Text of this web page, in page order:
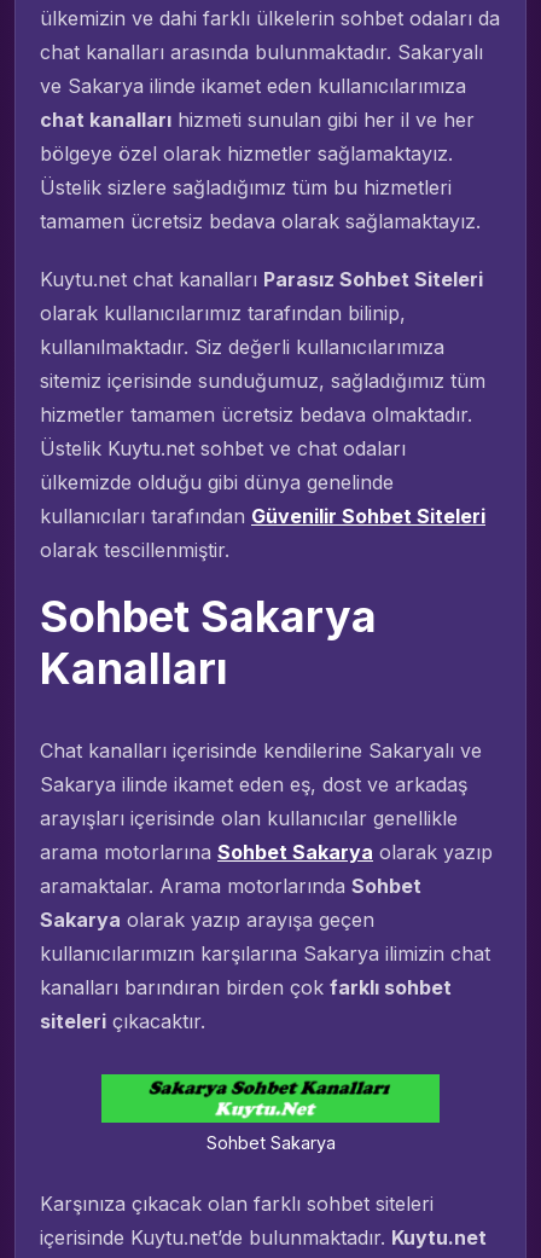
ülkemizin ve dahi farklı ülkelerin sohbet odaları da
chat kanalları arasında bulunmaktadır. Sakaryalı
ve Sakarya ilinde ikamet eden kullanıcılarımıza
chat kanalları hizmeti sunulan gibi her il ve her
bölgeye özel olarak hizmetler sağlamaktayız.
Üstelik sizlere sağladığımız tüm bu hizmetleri
tamamen ücretsiz bedava olarak sağlamaktayız.
Kuytu.net chat kanalları Parasız Sohbet Siteleri
olarak kullanıcılarımız tarafından bilinip,
kullanılmaktadır. Siz değerli kullanıcılarımıza
sitemiz içerisinde sunduğumuz, sağladığımız tüm
hizmetler tamamen ücretsiz bedava olmaktadır.
Üstelik Kuytu.net sohbet ve chat odaları
ülkemizde olduğu gibi dünya genelinde
kullanıcıları tarafından Güvenilir Sohbet Siteleri
olarak tescillenmiştir.
Sohbet Sakarya
Kanalları
Chat kanalları içerisinde kendilerine Sakaryalı ve
Sakarya ilinde ikamet eden eş, dost ve arkadaş
arayışları içerisinde olan kullanıcılar genellikle
arama motorlarına Sohbet Sakarya olarak yazıp
aramaktalar. Arama motorlarında Sohbet
Sakarya olarak yazıp arayışa geçen
kullanıcılarımızın karşılarına Sakarya ilimizin chat
kanalları barındıran birden çok farklı sohbet
siteleri çıkacaktır.
Sohbet Sakarya
Karşınıza çıkacak olan farklı sohbet siteleri
içerisinde Kuytu.net’de bulunmaktadır. Kuytu.net